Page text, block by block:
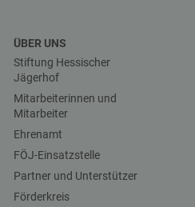
ÜBER UNS
Stiftung Hessischer
Jägerhof
Mitarbeiterinnen und
Mitarbeiter
Ehrenamt
FÖJ-Einsatzstelle
Partner und Unterstützer
Förderkreis